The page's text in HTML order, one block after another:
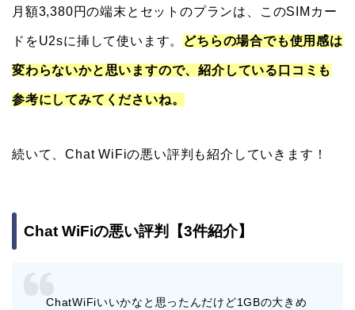
月額3,380円の端末とセットのプランは、このSIMカー
ドをU2sに挿して使います。 どちらの場合でも使用感は
変わらないかと思いますので、紹介している口コミも
参考にしてみてくださいね。
続いて、Chat WiFiの悪い評判も紹介していきます！
Chat WiFiの悪い評判【3件紹介】
ChatWiFiいいかなと思ったんだけど1GBの大きめ